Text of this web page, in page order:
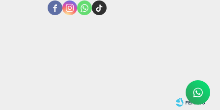
   